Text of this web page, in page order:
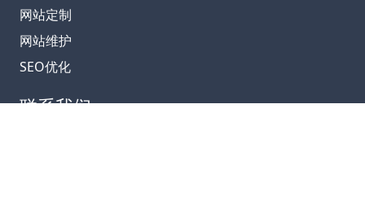
网站定制
网站维护
SEO优化
联系我们